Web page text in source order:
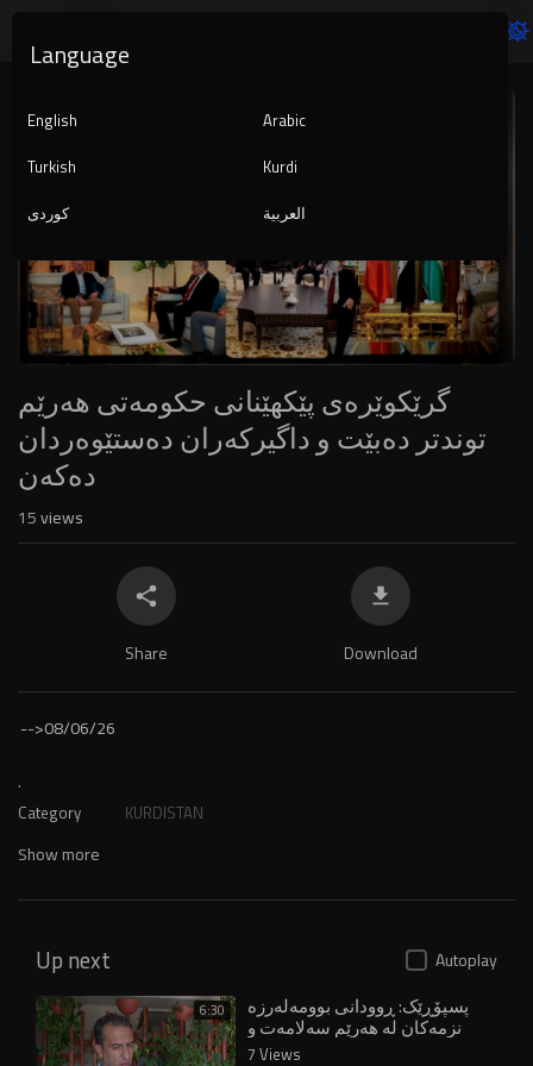
Player
auto
گرێکوێرەی پێکهێنانی حکومەتی هەرێم
توندتر دەبێت و داگیرکەران دەستێوەردان
دەکەن
15views
Share Download
-->08/06/26
.
Category KURDISTAN
Show more
Up next Autoplay
6:30 پسپۆڕێک: ڕوودانی بوومەلەرزە
نزمەکان لە هەرێم سەلامەت و
دڵخۆشکەرە
7 Views
Language
English
Arabic
Turkish
Kurdi
کوردی
العربية